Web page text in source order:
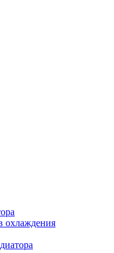
охлаждения